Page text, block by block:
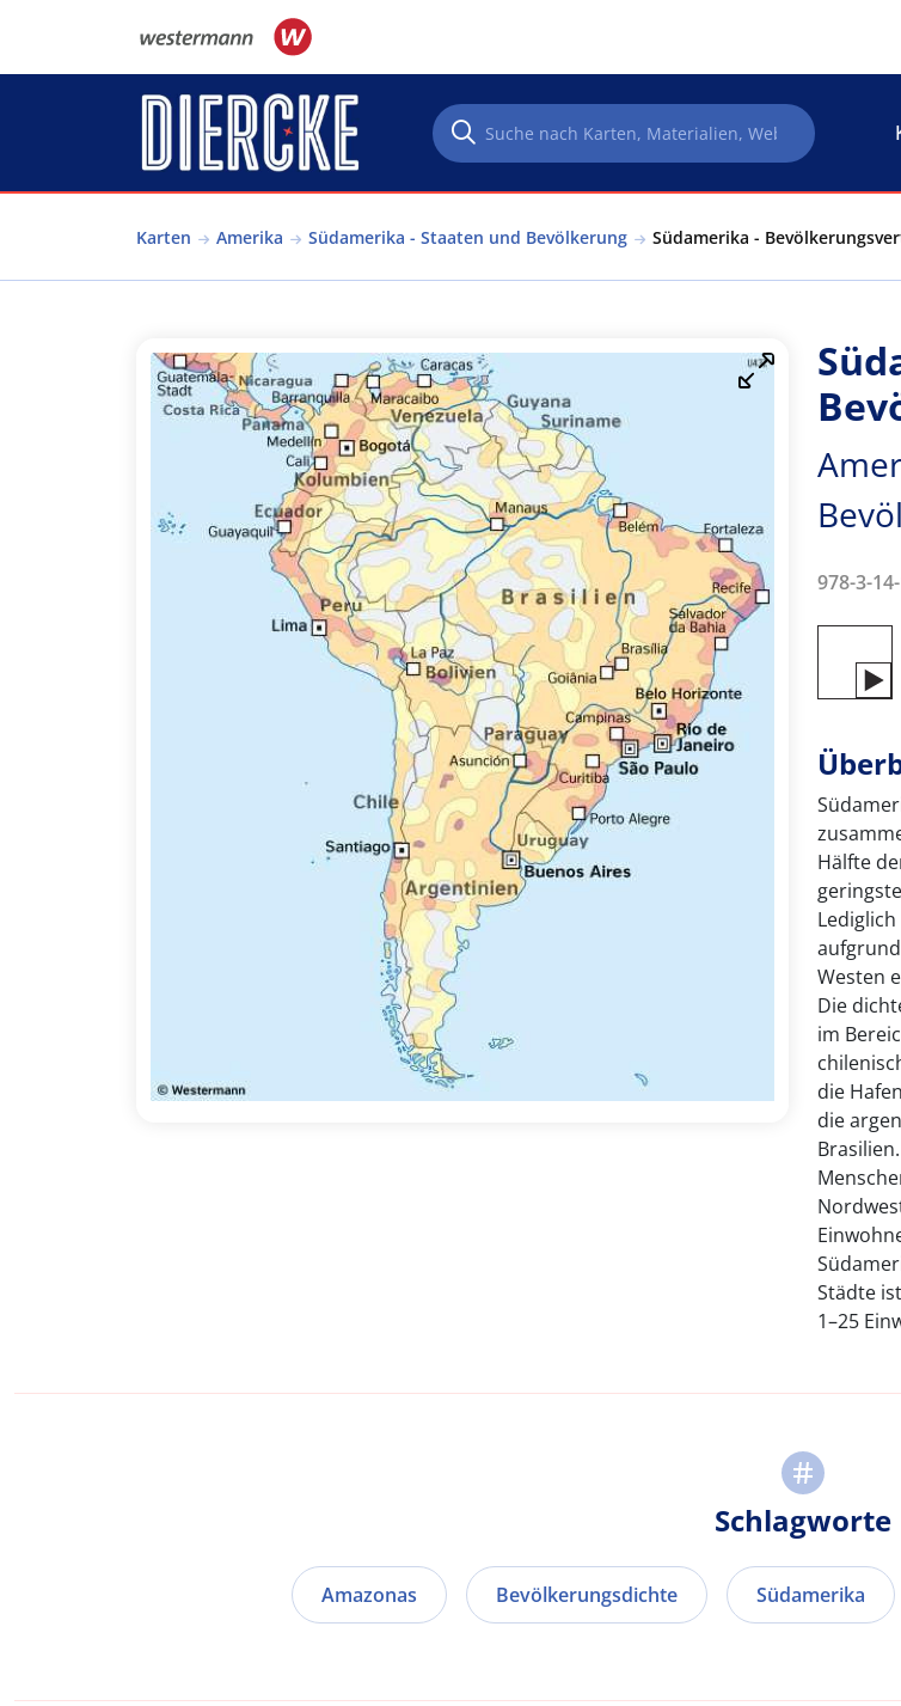
Karten Amerika Südamerika - Staaten und Bevölkerung Südamerika -
978-3-
Hälfte
Westen
Die
im
die
die
Städte
1–25
Schlagworte
Amazonas Bevölkerungsdichte Südamerika